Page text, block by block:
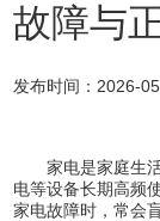
故障与
发布时间： 2026-
家电是家庭生
电等设备长期高频
家电故障时，常会